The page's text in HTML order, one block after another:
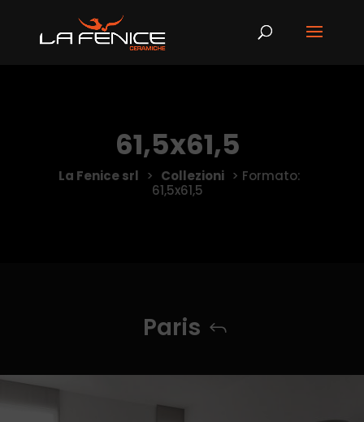
61,5x61,5
La Fenice srl > Collezioni > Formato:
61,5x61,5
Paris